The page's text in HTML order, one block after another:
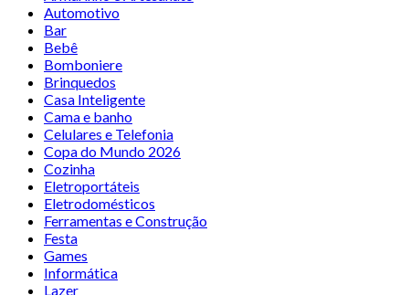
Automotivo
Bar
Bebê
Bomboniere
Brinquedos
Casa Inteligente
Cama e banho
Celulares e Telefonia
Copa do Mundo 2026
Cozinha
Eletroportáteis
Eletrodomésticos
Ferramentas e Construção
Festa
Games
Informática
Lazer